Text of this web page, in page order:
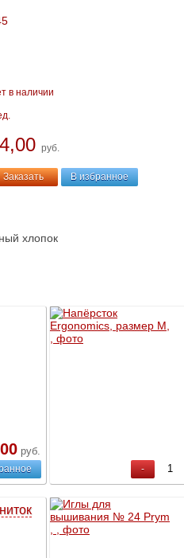
в наличии
руб.
Заказать В избранное
хлопок
руб.
-